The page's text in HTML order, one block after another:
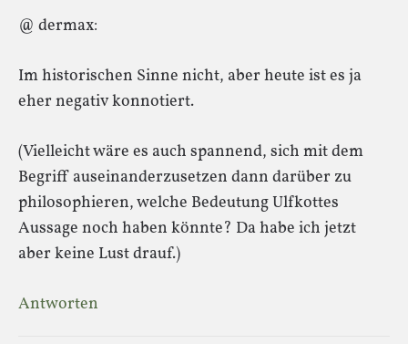
@ dermax:
Im historischen Sinne nicht, aber heute ist es ja
eher negativ konnotiert.
(Vielleicht wäre es auch spannend, sich mit dem
Begriff auseinanderzusetzen dann darüber zu
philosophieren, welche Bedeutung Ulfkottes
Aussage noch haben könnte? Da habe ich jetzt
aber keine Lust drauf.)
Antworten